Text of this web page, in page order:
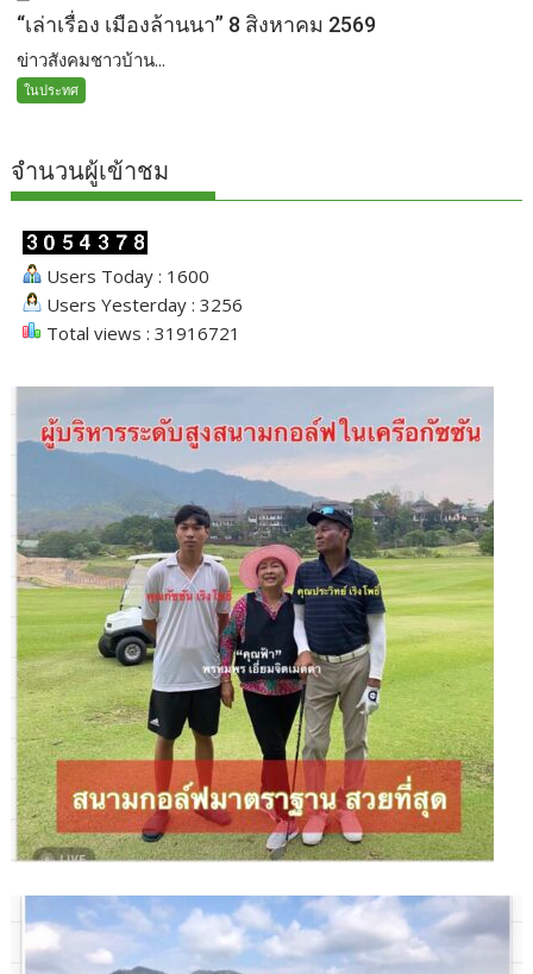
“เล่าเรื่อง เมืองล้านนา” 8 สิงหาคม 2569
ข่าวสังคมชาวบ้าน...
ในประทศ
จำนวนผู้เข้าชม
Users Today : 1600
Users Yesterday : 3256
Total views : 31916721